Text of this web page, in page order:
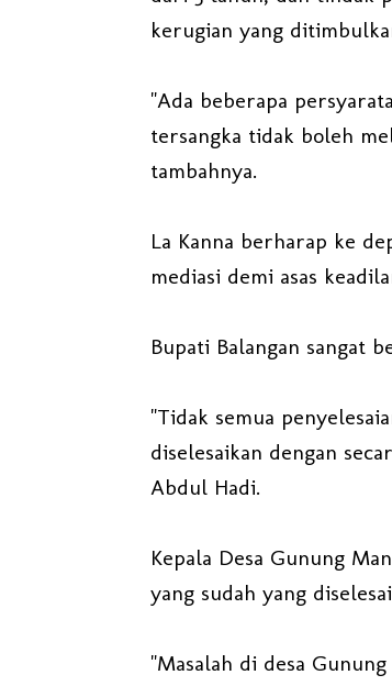
kerugian yang
"Ada beberapa
tersangka tidak boleh
tambahnya.
La Kanna berharap ke
mediasi demi asas
Bupati Balangan sangat
"Tidak semua
diselesaikan dengan
Abdul Hadi.
Kepala Desa Gunung
yang sudah yang
"Masalah di desa